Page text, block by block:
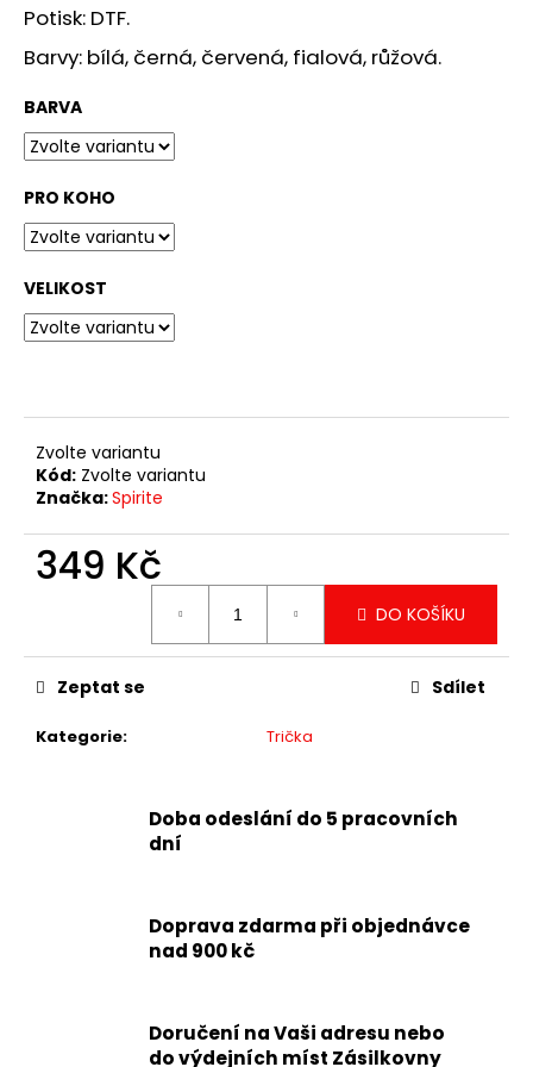
Potisk: DTF.
Barvy: bílá, černá, červená, fialová, růžová.
BARVA
PRO KOHO
VELIKOST
Zvolte variantu
Kód: Zvolte variantu
Značka:Spirite
349 Kč
DO KOŠÍKU
Kategorie: Trička
Zeptat se Sdílet
Doba odeslání do 5 pracovních
dní
Doprava zdarma při objednávce
nad 900 kč
Doručení na Vaši adresu nebo
do výdejních míst Zásilkovny
u
j
m
e
TRIKO
OVLADAČ
PS
349
Kč